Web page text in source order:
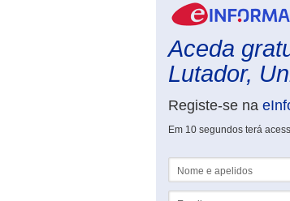
Aceda
Lutador,
Registe-se na
Em 10 segundos terá